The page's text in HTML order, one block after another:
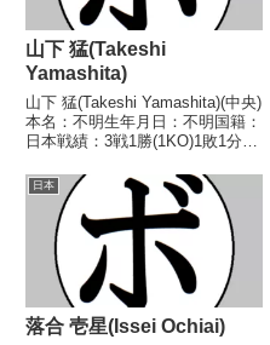
山下 猛(Takeshi
Yamashita)
山下 猛(Takeshi Yamashita)(中央)
本名：不明生年月日：不明国籍：
日本戦績：3戦1勝(1KO)1敗1分
1943/01/04 △8R判定 (採点不
明) 坂本 一(東協)1946/03/11
●3R...
日本
落合 壱星(Issei Ochiai)